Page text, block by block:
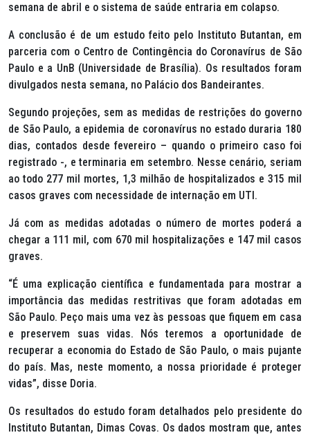
semana de abril e o sistema de saúde entraria em colapso.
A conclusão é de um estudo feito pelo Instituto Butantan, em
parceria com o Centro de Contingência do Coronavírus de São
Paulo e a UnB (Universidade de Brasília). Os resultados foram
divulgados nesta semana, no Palácio dos Bandeirantes.
Segundo projeções, sem as medidas de restrições do governo
de São Paulo, a epidemia de coronavírus no estado duraria 180
dias, contados desde fevereiro – quando o primeiro caso foi
registrado -, e terminaria em setembro. Nesse cenário, seriam
ao todo 277 mil mortes, 1,3 milhão de hospitalizados e 315 mil
casos graves com necessidade de internação em UTI.
Já com as medidas adotadas o número de mortes poderá a
chegar a 111 mil, com 670 mil hospitalizações e 147 mil casos
graves.
“É uma explicação científica e fundamentada para mostrar a
importância das medidas restritivas que foram adotadas em
São Paulo. Peço mais uma vez às pessoas que fiquem em casa
e preservem suas vidas. Nós teremos a oportunidade de
recuperar a economia do Estado de São Paulo, o mais pujante
do país. Mas, neste momento, a nossa prioridade é proteger
vidas”, disse Doria.
Os resultados do estudo foram detalhados pelo presidente do
Instituto Butantan, Dimas Covas. Os dados mostram que, antes